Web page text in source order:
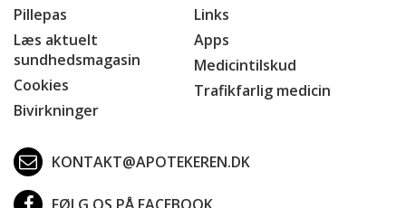
Pillepas
Læs aktuelt
sundhedsmagasin
Cookies
Bivirkninger
Links
Apps
Medicintilskud
Trafikfarlig medicin
KONTAKT@APOTEKEREN.DK